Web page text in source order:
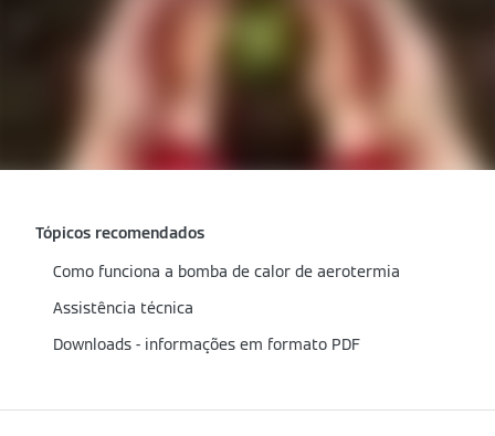
Tópicos recomendados
Como funciona a bomba de calor de aerotermia
Assistência técnica
Downloads - informações em formato PDF